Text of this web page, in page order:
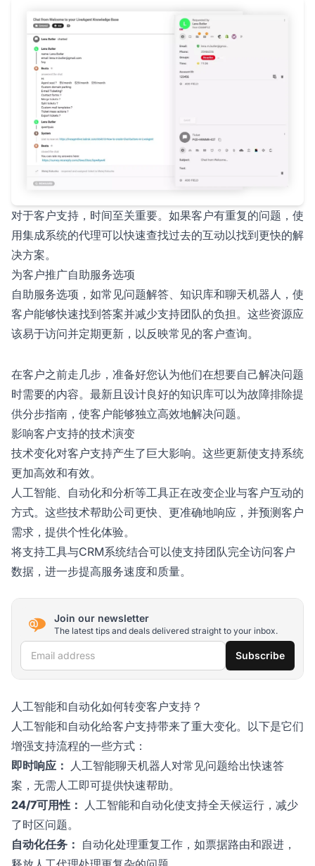
对于客户支持，时间至关重要。如果客户有重复的问题，使
用集成系统的代理可以快速查找过去的互动以找到更快的解
决方案。
为客户推广自助服务选项
自助服务选项，如常见问题解答、知识库和聊天机器人，使
客户能够快速找到答案并减少支持团队的负担。这些资源应
该易于访问并定期更新，以反映常见的客户查询。
在客户之前走几步，准备好您认为他们在想要自己解决问题
时需要的内容。最新且设计良好的知识库可以为故障排除提
供分步指南，使客户能够独立高效地解决问题。
影响客户支持的技术演变
技术变化对客户支持产生了巨大影响。这些更新使支持系统
更加高效和有效。
人工智能、自动化和分析等工具正在改变企业与客户互动的
方式。这些技术帮助公司更快、更准确地响应，并预测客户
需求，提供个性化体验。
将支持工具与CRM系统结合可以使支持团队完全访问客户
数据，进一步提高服务速度和质量。
Join our newsletter
The latest tips and deals delivered straight to your inbox.
Email address Subscribe
人工智能和自动化如何转变客户支持？
人工智能和自动化给客户支持带来了重大变化。以下是它们
增强支持流程的一些方式：
即时响应： 人工智能聊天机器人对常见问题给出快速答
案，无需人工即可提供快速帮助。
24/7可用性： 人工智能和自动化使支持全天候运行，减少
了时区问题。
自动化任务： 自动化处理重复工作，如票据路由和跟进，